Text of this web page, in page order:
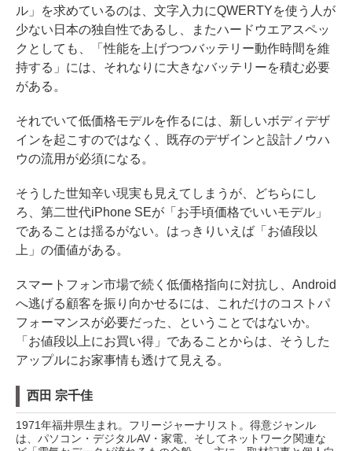
ル」を求めているのは、文字入力にQWERTYを使う人が
少ない日本の独自性であるし、またハードウエアスペッ
クとしても、「性能を上げつつバッテリー動作時間を維
持する」には、それなりに大きなバッテリーを積む必要
がある。
それでいて低価格モデルを作るには、新しいボディデザ
インを起こすのではなく、既存のデザインと設計ノウハ
ウの流用が必須になる。
そうした世知辛い現実も見えてしまうが、どちらにし
ろ、第二世代iPhone SEが「お手頃価格でいいモデル」
であることは揺るがない。はっきりいえば「お値段以
上」の価値がある。
スマートフォン市場で続く低価格指向に対抗し、Android
へ逃げる顧客を振り向かせるには、これだけのコストパ
フォーマンスが必要だった、ということではないか。
「お値段以上にお買い得」であることからは、そうした
アップルにお家事情も透けて見える。
西田 宗千佳
1971年福井県生まれ。フリージャーナリスト。得意ジャンル
は、パソコン・デジタルAV・家電、そしてネットワーク関連な